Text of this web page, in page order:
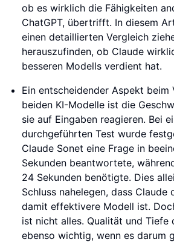
ob es wirklich die Fähigkeiten
ChatGPT, übertrifft. In diesem
einen detaillierten Vergleich
herauszufinden, ob Claude
besseren Modells verdient hat.
Ein entscheidender Aspekt beim
beiden KI-Modelle ist die
sie auf Eingaben reagieren. Bei
durchgeführten Test wurde
Claude Sonet eine Frage in
Sekunden beantwortete,
24 Sekunden benötigte. Dies
Schluss nahelegen, dass Claude
damit effektivere Modell ist.
ist nicht alles. Qualität und Tiefe
ebenso wichtig, wenn es darum